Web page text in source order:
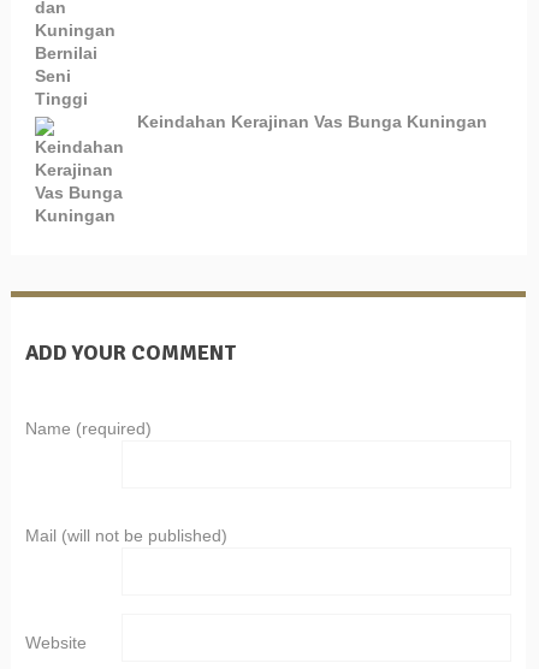
Keindahan Kerajinan Vas Bunga Kuningan
ADD YOUR COMMENT
Name (required)
Mail (will not be published)
Website